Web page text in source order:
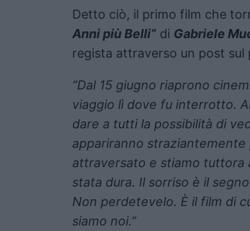
Detto ciò, il primo film che
Anni più Belli” di Gabriele
regista attraverso un post sul
“Dal 15 giugno riaprono
viaggio lì dove fu interrotto.
dare a tutti la possibilità di
appariranno straziantemente
attraversato e stiamo tuttora
stata dura. Il sorriso è il
Non perdetevelo. È il film di
siamo noi.”